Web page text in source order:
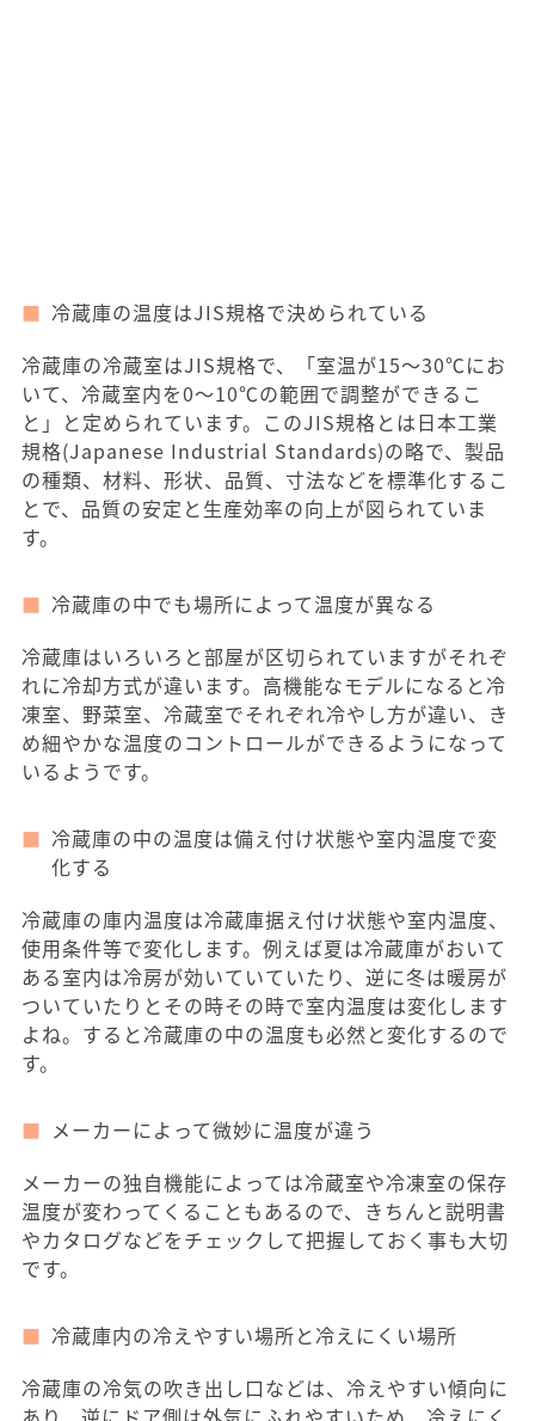
冷蔵庫の温度はJIS規格で決められている
冷蔵庫の冷蔵室はJIS規格で、「室温が15～30℃にお
いて、冷蔵室内を0～10℃の範囲で調整ができるこ
と」と定められています。このJIS規格とは日本工業
規格(Japanese Industrial Standards)の略で、製品
の種類、材料、形状、品質、寸法などを標準化するこ
とで、品質の安定と生産効率の向上が図られていま
す。
冷蔵庫の中でも場所によって温度が異なる
冷蔵庫はいろいろと部屋が区切られていますがそれぞ
れに冷却方式が違います。高機能なモデルになると冷
凍室、野菜室、冷蔵室でそれぞれ冷やし方が違い、き
め細やかな温度のコントロールができるようになって
いるようです。
冷蔵庫の中の温度は備え付け状態や室内温度で変
化する
冷蔵庫の庫内温度は冷蔵庫据え付け状態や室内温度、
使用条件等で変化します。例えば夏は冷蔵庫がおいて
ある室内は冷房が効いていていたり、逆に冬は暖房が
ついていたりとその時その時で室内温度は変化します
よね。すると冷蔵庫の中の温度も必然と変化するので
す。
メーカーによって微妙に温度が違う
メーカーの独自機能によっては冷蔵室や冷凍室の保存
温度が変わってくることもあるので、きちんと説明書
やカタログなどをチェックして把握しておく事も大切
です。
冷蔵庫内の冷えやすい場所と冷えにくい場所
冷蔵庫の冷気の吹き出し口などは、冷えやすい傾向に